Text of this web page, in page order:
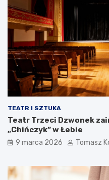
TEATR I SZTUKA
Teatr Trzeci Dzwonek
„Chińczyk” w Łebie
9 marca 2026 Tomasz